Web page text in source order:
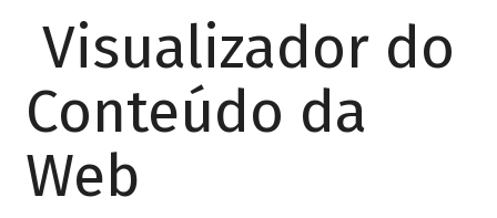
Visualizador do
Conteúdo da
Web